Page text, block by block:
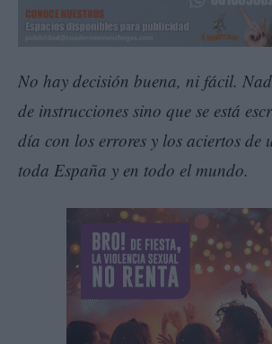
No hay decisión buena, ni fácil.
de instrucciones sino que se está
día con los errores y los aciertos de
toda España y en todo el mundo.